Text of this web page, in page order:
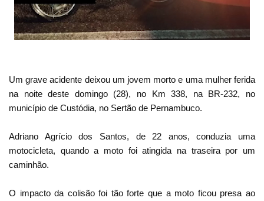
Um grave acidente deixou um jovem morto e uma mulher ferida
na noite deste domingo (28), no Km 338, na BR-232, no
município de Custódia, no Sertão de Pernambuco.
Adriano Agrício dos Santos, de 22 anos, conduzia uma
motocicleta, quando a moto foi atingida na traseira por um
caminhão.
O impacto da colisão foi tão forte que a moto ficou presa ao